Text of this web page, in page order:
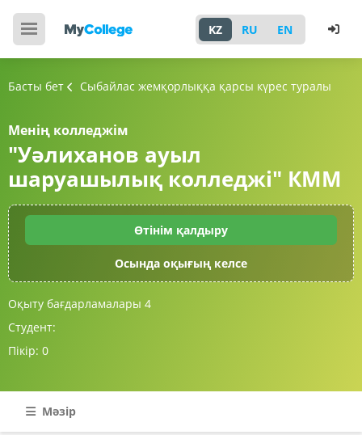
KZ RU EN
Басты бет Сыбайлас жемқорлыққа қарсы күрес туралы
Менің колледжім
"Уәлиханов ауыл
шаруашылық колледжі" КММ
Өтінім қалдыру
Осында оқығың келсе
Оқыту бағдарламалары 4
Студент:
Пікір: 0
Мәзір